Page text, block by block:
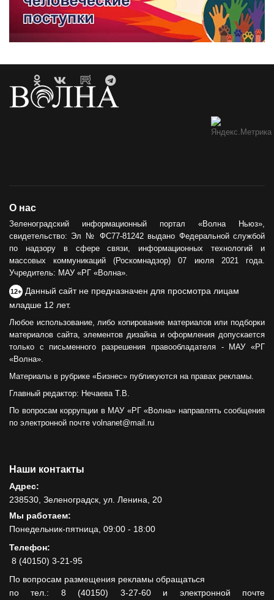
О нас
Зеленоградский информационный портал «Волна Ньюз»,
свидетельство: Эл № ФС77-81242 выдано Федеральной службой
по надзору в сфере связи, информационных технологий и
массовых коммуникаций (Роскомнадзор) 07 июля 2021 года.
Учредитель: МАУ «РГ «Волна».
12+ Данный сайт не предназначен для просмотра лицам
младше 12 лет.
Любое использование, либо копирование материалов или подборки
материалов сайта, элементов дизайна и оформления допускается
только с письменного разрешения правообладателя - МАУ «РГ
«Волна».
Материалы в рубрике «Бизнес» публикуются на правах рекламы.
Главный редактор: Нечаева Т.В.
По вопросам коррупции в МАУ «РГ «Волна» направлять сообщения
по электронной почте volnanet@mail.ru
Наши контакты
Адрес:
238530, Зеленоградск, ул. Ленина, 20
Мы работаем:
Понедельник-пятница, 09:00 - 18:00
Телефон:
8 (40150) 3-21-95
По вопросам размещения рекламы обращаться
по тел.: 8 (40150) 3-27-60 и электронной почте